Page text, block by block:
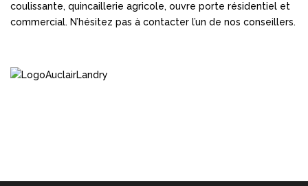
coulissante, quincaillerie agricole, ouvre porte résidentiel et
commercial. N’hésitez pas à contacter l’un de nos conseillers.